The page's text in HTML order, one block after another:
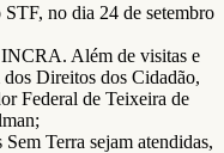
no dia 24 de setembro
Além de visitas e
Direitos dos Cidadão,
Federal de Teixeira de
Terra sejam atendidas,